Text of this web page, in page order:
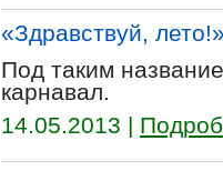
«Здравствуй,
Под таким
карнавал.
14.05.2013 |